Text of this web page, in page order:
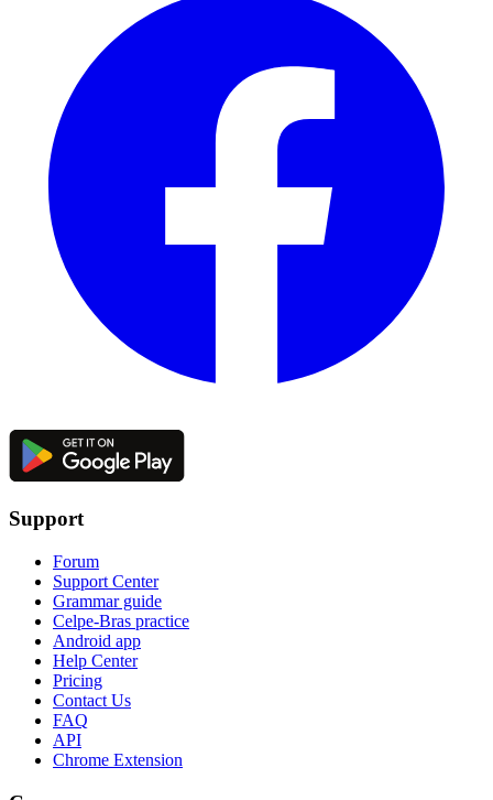
Support
Forum
Support Center
Grammar guide
Celpe-Bras practice
Android app
Help Center
Pricing
Contact Us
FAQ
API
Chrome Extension